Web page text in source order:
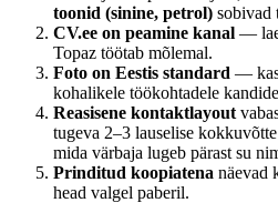
toonid (sinine, petrol) sobivad
CV.ee on peamine kanal —
Topaz töötab mõlemal.
Foto on Eestis standard —
kohalikele töökohtadele
Reasisene kontaktlayout
tugeva 2–3 lauselise
mida värbaja lugeb pärast su
Prinditud koopiatena näevad
head valgel paberil.